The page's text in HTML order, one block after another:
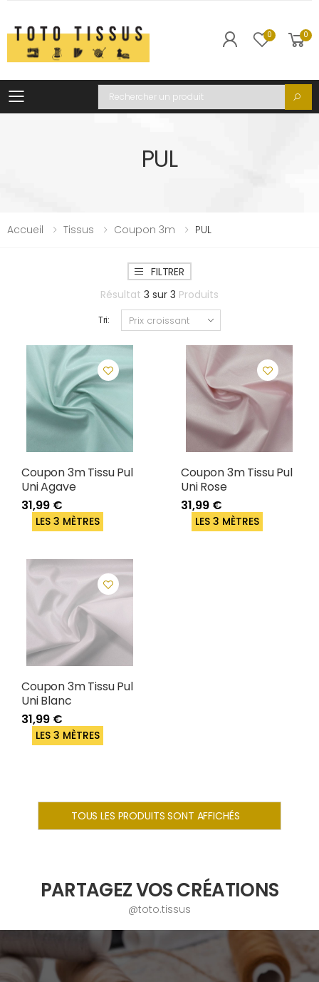
0 0
Toggle mobile menu
Recherche
PUL
Accueil Tissus Coupon 3m PUL
FILTRER
Résultat 3 sur 3 Produits
Tri:
Coupon 3m Tissu Pul
Uni Agave
31,99 €
LES 3 MÈTRES
Coupon 3m Tissu Pul
Uni Rose
31,99 €
LES 3 MÈTRES
Coupon 3m Tissu Pul
Uni Blanc
31,99 €
LES 3 MÈTRES
TOUS LES PRODUITS SONT AFFICHÉS
PARTAGEZ VOS CRÉATIONS
@toto.tissus